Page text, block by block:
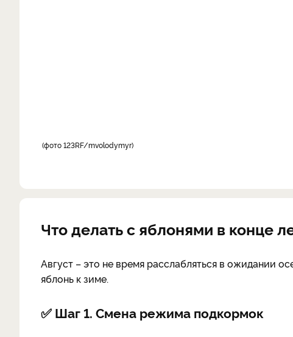
фото 123RF/mvolodymyr
Что делать с яблонями в конце
Август – это не время расслабляться в ожидании
яблонь к зиме.
✅ Шаг 1. Смена режима подкормок